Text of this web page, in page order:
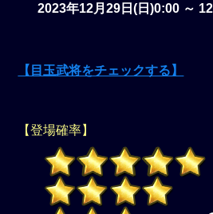
2023年12月29日(日)0:00 ～
【目玉武将をチェックする】
【登場確率】